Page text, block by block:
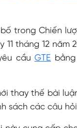
trong Chiến
11 tháng 12 năm
cầuGTE
thay thế bài
sách các câu